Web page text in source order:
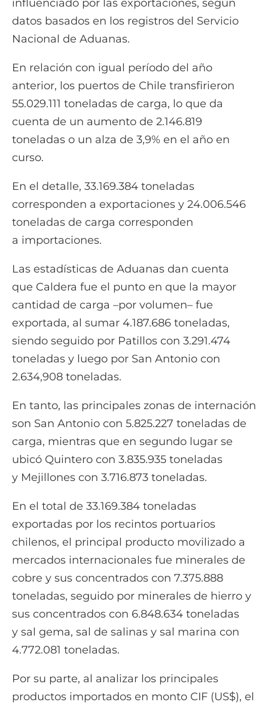
influenciado por las exportaciones, según
datos basados en los registros del Servicio
Nacional de Aduanas.
En relación con igual período del año
anterior, los puertos de Chile transfirieron
55.029.111 toneladas de carga, lo que da
cuenta de un aumento de 2.146.819
toneladas o un alza de 3,9% en el año en
curso.
En el detalle, 33.169.384 toneladas
corresponden a exportaciones y 24.006.546
toneladas de carga corresponden
a importaciones.
Las estadísticas de Aduanas dan cuenta
que Caldera fue el punto en que la mayor
cantidad de carga –por volumen– fue
exportada, al sumar 4.187.686 toneladas,
siendo seguido por Patillos con 3.291.474
toneladas y luego por San Antonio con
2.634,908 toneladas.
En tanto, las principales zonas de internación
son San Antonio con 5.825.227 toneladas de
carga, mientras que en segundo lugar se
ubicó Quintero con 3.835.935 toneladas
y Mejillones con 3.716.873 toneladas.
En el total de 33.169.384 toneladas
exportadas por los recintos portuarios
chilenos, el principal producto movilizado a
mercados internacionales fue minerales de
cobre y sus concentrados con 7.375.888
toneladas, seguido por minerales de hierro y
sus concentrados con 6.848.634 toneladas
y sal gema, sal de salinas y sal marina con
4.772.081 toneladas.
Por su parte, al analizar los principales
productos importados en monto CIF (US$), el